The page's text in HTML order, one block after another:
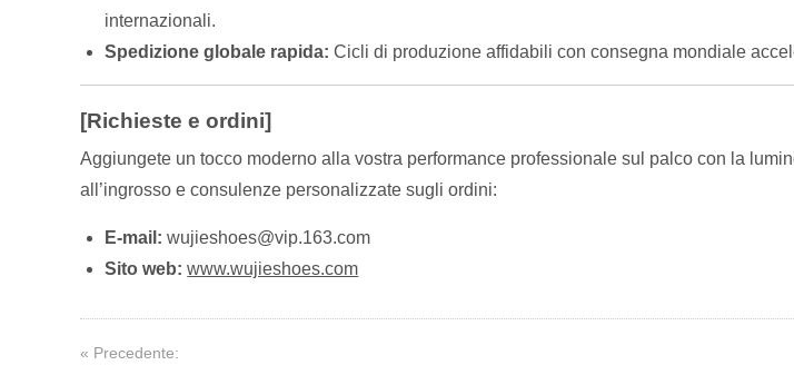
internazionali.
Spedizione globale rapida: Cicli di produzione affidabili con consegna mondiale
[Richieste e ordini]
Aggiungete un tocco moderno alla vostra performance professionale sul palco con la
all’ingrosso e consulenze personalizzate sugli ordini:
E-mail: wujieshoes@vip.163.com
Sito web: www.wujieshoes.com
« Precedente: